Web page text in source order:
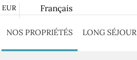
EUR Français
NOS PROPRIÉTÉS LONG SÉJOUR